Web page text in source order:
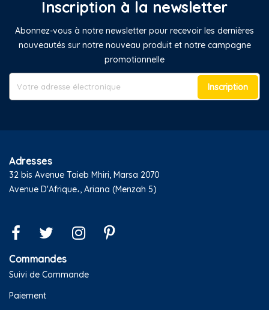
Inscription à la newsletter
Abonnez-vous à notre newsletter pour recevoir les dernières
nouveautés sur notre nouveau produit et notre campagne
promotionnelle
Inscription
Adresses
32 bis Avenue Taieb Mhiri, Marsa 2070
Avenue D'Afrique،, Ariana (Menzah 5)
Commandes
Suivi de Commande
Paiement